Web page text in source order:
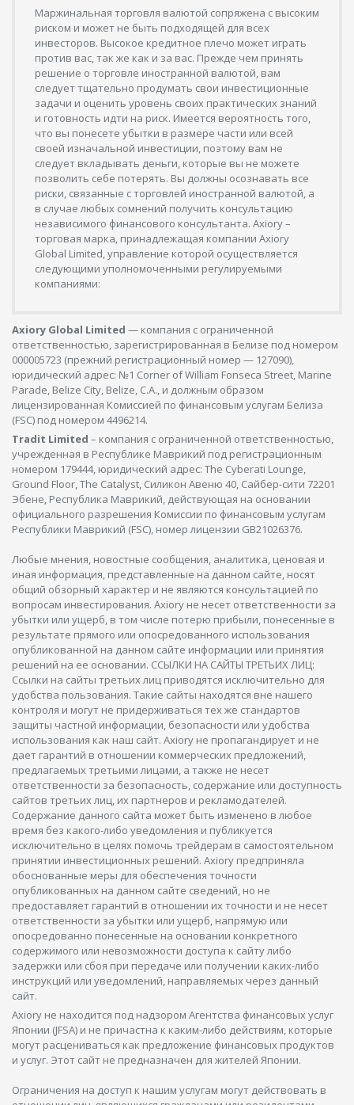
Маржинальная торговля валютой сопряжена с высоким
риском и может не быть подходящей для всех
инвесторов. Высокое кредитное плечо может играть
против вас, так же как и за вас. Прежде чем принять
решение о торговле иностранной валютой, вам
следует тщательно продумать свои инвестиционные
задачи и оценить уровень своих практических знаний
и готовность идти на риск. Имеется вероятность того,
что вы понесете убытки в размере части или всей
своей изначальной инвестиции, поэтому вам не
следует вкладывать деньги, которые вы не можете
позволить себе потерять. Вы должны осознавать все
риски, связанные с торговлей иностранной валютой, а
в случае любых сомнений получить консультацию
независимого финансового консультанта. Axiory –
торговая марка, принадлежащая компании Axiory
Global Limited, управление которой осуществляется
следующими уполномоченными регулируемыми
компаниями:
Axiory Global Limited — компания с ограниченной
ответственностью, зарегистрированная в Белизе под номером
000005723 (прежний регистрационный номер — 127090),
юридический адрес: №1 Corner of William Fonseca Street, Marine
Parade, Belize City, Belize, C.A., и должным образом
лицензированная Комиссией по финансовым услугам Белиза
(FSC) под номером 4496214.
Tradit Limited – компания с ограниченной ответственностью,
учрежденная в Республике Маврикий под регистрационным
номером 179444, юридический адрес: The Cyberati Lounge,
Ground Floor, The Catalyst, Силикон Авеню 40, Сайбер-сити 72201
Эбене, Республика Маврикий, действующая на основании
официального разрешения Комиссии по финансовым услугам
Республики Маврикий (FSC), номер лицензии GB21026376.
Любые мнения, новостные сообщения, аналитика, ценовая и
иная информация, представленные на данном сайте, носят
общий обзорный характер и не являются консультацией по
вопросам инвестирования. Axiory не несет ответственности за
убытки или ущерб, в том числе потерю прибыли, понесенные в
результате прямого или опосредованного использования
опубликованной на данном сайте информации или принятия
решений на ее основании. ССЫЛКИ НА САЙТЫ ТРЕТЬИХ ЛИЦ:
Ссылки на сайты третьих лиц приводятся исключительно для
удобства пользования. Такие сайты находятся вне нашего
контроля и могут не придерживаться тех же стандартов
защиты частной информации, безопасности или удобства
использования как наш сайт. Axiory не пропагандирует и не
дает гарантий в отношении коммерческих предложений,
предлагаемых третьими лицами, а также не несет
ответственности за безопасность, содержание или доступность
сайтов третьих лиц, их партнеров и рекламодателей.
Содержание данного сайта может быть изменено в любое
время без какого-либо уведомления и публикуется
исключительно в целях помочь трейдерам в самостоятельном
принятии инвестиционных решений. Axiory предприняла
обоснованные меры для обеспечения точности
опубликованных на данном сайте сведений, но не
предоставляет гарантий в отношении их точности и не несет
ответственности за убытки или ущерб, напрямую или
опосредованно понесенные на основании конкретного
содержимого или невозможности доступа к сайту либо
задержки или сбоя при передаче или получении каких-либо
инструкций или уведомлений, направляемых через данный
сайт.
Axiory не находится под надзором Агентства финансовых услуг
Японии (JFSA) и не причастна к каким-либо действиям, которые
могут расцениваться как предложение финансовых продуктов
и услуг. Этот сайт не предназначен для жителей Японии.
Ограничения на доступ к нашим услугам могут действовать в